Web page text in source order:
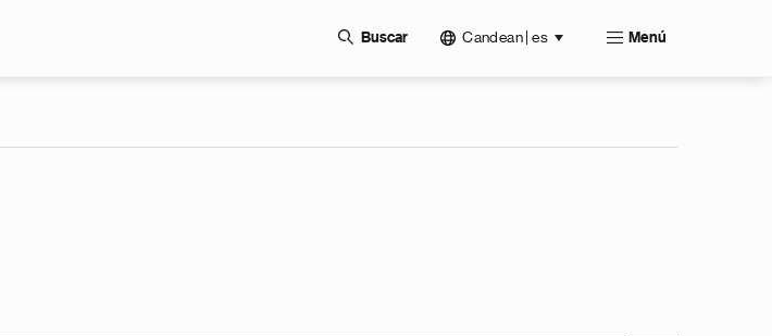
Buscar Candean | es Menú